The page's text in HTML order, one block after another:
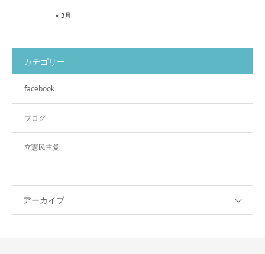
« 3月
カテゴリー
facebook
ブログ
立憲民主党
アーカイブ